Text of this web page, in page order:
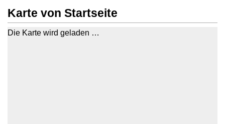
Karte von Startseite
Die Karte wird geladen …